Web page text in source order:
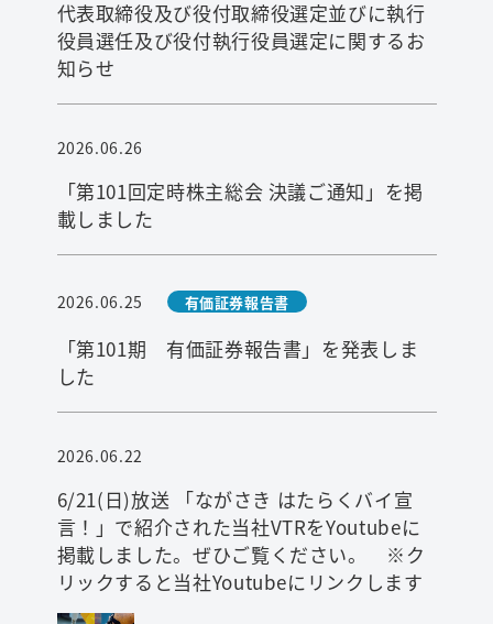
代表取締役及び役付取締役選定並びに執行
役員選任及び役付執行役員選定に関するお
知らせ
2026.06.26
「第101回定時株主総会 決議ご通知」を掲
載しました
2026.06.25 有価証券報告書
「第101期 有価証券報告書」を発表しま
した
2026.06.22
6/21(日)放送 「ながさき はたらくバイ宣
言！」で紹介された当社VTRをYoutubeに
掲載しました。ぜひご覧ください。 ※ク
リックすると当社Youtubeにリンクします